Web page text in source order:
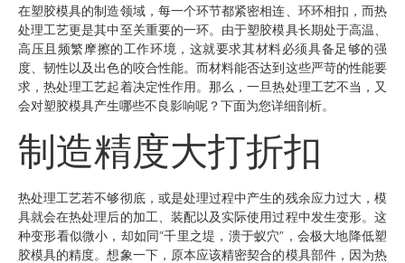
在塑胶模具的制造领域，每一个环节都紧密相连、环环相扣，而热
处理工艺更是其中至关重要的一环。由于塑胶模具长期处于高温、
高压且频繁摩擦的工作环境，这就要求其材料必须具备足够的强
度、韧性以及出色的咬合性能。而材料能否达到这些严苛的性能要
求，热处理工艺起着决定性作用。那么，一旦热处理工艺不当，又
会对塑胶模具产生哪些不良影响呢？下面为您详细剖析。
制造精度大打折扣
热处理工艺若不够彻底，或是处理过程中产生的残余应力过大，模
具就会在热处理后的加工、装配以及实际使用过程中发生变形。这
种变形看似微小，却如同“千里之堤，溃于蚁穴”，会极大地降低塑
胶模具的精度。想象一下，原本应该精密契合的模具部件，因为热